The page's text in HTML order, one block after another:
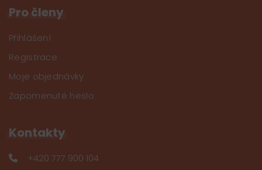
Pro členy
Přihlášení
Registrace
Moje objednávky
Zapomenuté heslo
Kontakty
+420 777 900 104